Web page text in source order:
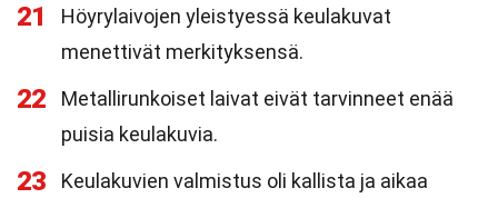
21
Höyrylaivojen yleistyessä keulakuvat
menettivät merkityksensä.
22
Metallirunkoiset laivat eivät tarvinneet enää
puisia keulakuvia.
23
Keulakuvien valmistus oli kallista ja aikaa